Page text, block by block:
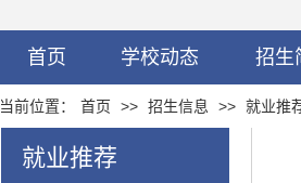
首页 学校动态 招生
当前位置： 首页 >> 招生信息 >> 就业推
就业推荐